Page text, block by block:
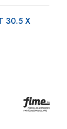
30.5 X